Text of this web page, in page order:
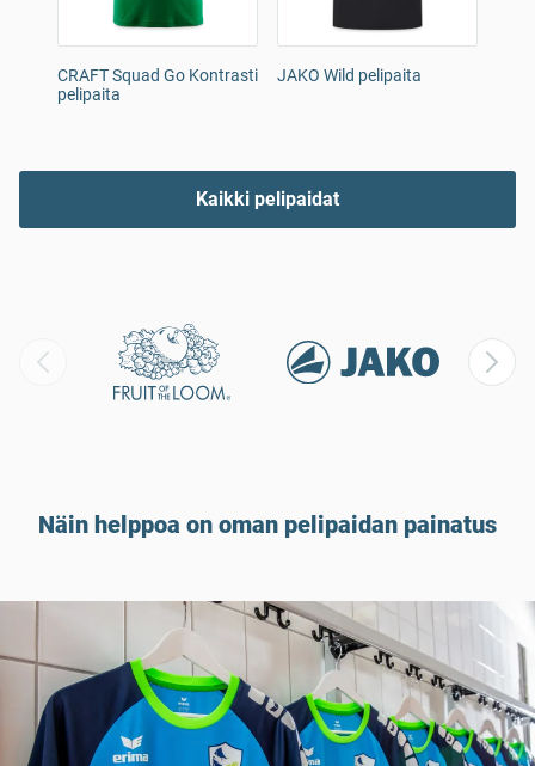
CRAFT Squad Go Kontrasti
pelipaita
JAKO Wild pelipaita
Kaikki pelipaidat
Näin helppoa on oman pelipaidan painatus